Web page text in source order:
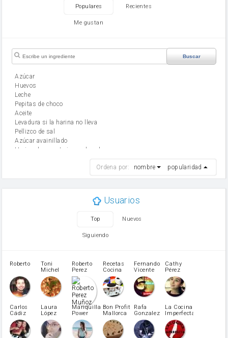
Populares Recientes
Me gustan
Buscar
Azúcar
huevos
leche
Pepitas de choco
aceite
Levadura si la harina no lleva
Pellizco de sal
Azúcar avainillado
Harina de reposteria con levadura
mantequilla
Opcional: Azúcar avainillado
patatas
pimiento rojo
Pimentón
pimiento verde
miel
vino blanco
Azúcar glass
Ordena por: nombre popularidad
Usuarios
Top Nuevos
Siguiendo
Roberto
Toni
Michel
Caubet
Roberto
Perez
Muñoz
Recetas
Cocina
Fernando
Vicente
Cathy
Pérez
Carlos
Cádiz
Laura
López
Martínez
Mariquilla
Power
Bon Profit
Mallorca
Rafa
Gonzalez
La Cocina
Imperfecta